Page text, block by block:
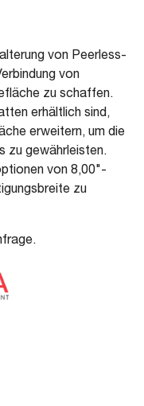
von Peerless-
von
zu schaffen.
erhältlich sind,
erweitern, um die
zu gewährleisten.
von 8,00"-
zu